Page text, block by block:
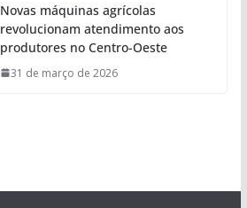
Novas máquinas agrícolas
revolucionam atendimento aos
produtores no Centro-Oeste
31 de março de 2026